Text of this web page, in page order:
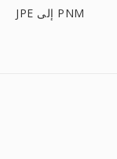
JPE إلى PNM